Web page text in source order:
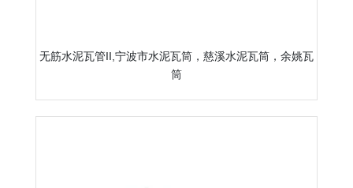
无筋水泥瓦管II,宁波市水泥瓦筒，慈溪水泥瓦筒，余姚瓦
筒